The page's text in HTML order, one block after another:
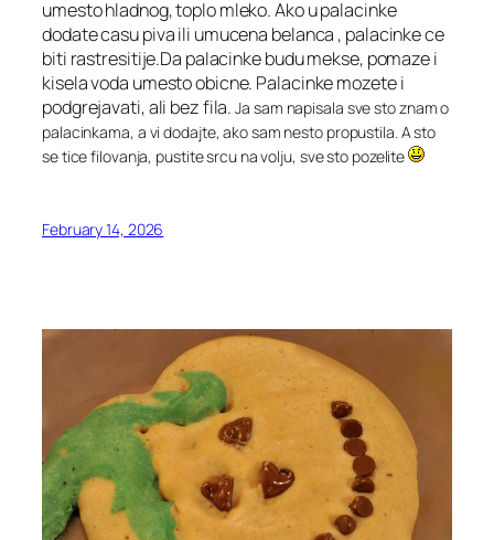
umesto hladnog, toplo mleko. Ako u palacinke
dodate casu piva ili umucena belanca , palacinke ce
biti rastresitije.Da palacinke budu mekse, pomaze i
kisela voda umesto obicne. Palacinke mozete i
podgrejavati, ali bez fila.Ja sam napisala sve sto znam o
palacinkama, a vi dodajte, ako sam nesto propustila. A sto
se tice filovanja, pustite srcu na volju, sve sto pozelite
February 14, 2026